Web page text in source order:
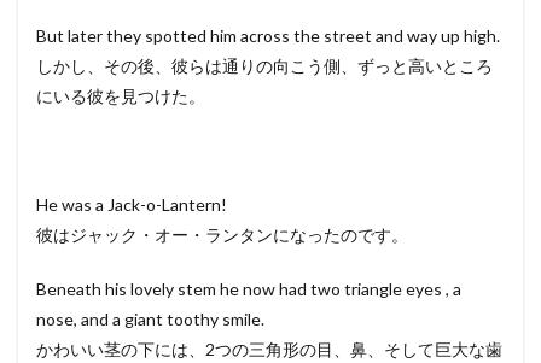
But later they spotted him across the street and way up high.
しかし、その後、彼らは通りの向こう側、ずっと高いところ
にいる彼を見つけた。
He was a Jack-o-Lantern!
彼はジャック・オー・ランタンになったのです。
Beneath his lovely stem he now had two triangle eyes , a
nose, and a giant toothy smile.
かわいい茎の下には、2つの三角形の目、鼻、そして巨大な歯